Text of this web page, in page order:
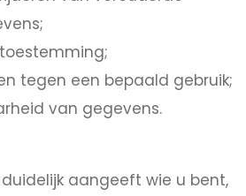
tegen een bepaald gebruik;
van gegevens.
aangeeft wie u bent,